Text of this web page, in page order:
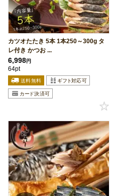
カツオたたき 5本 1本250～300g タ
レ付き かつお ...
6,998円
64pt